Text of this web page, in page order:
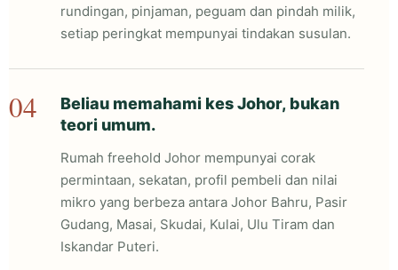
rundingan, pinjaman, peguam dan pindah milik,
setiap peringkat mempunyai tindakan susulan.
04
Beliau memahami kes Johor, bukan
teori umum.
Rumah freehold Johor mempunyai corak
permintaan, sekatan, profil pembeli dan nilai
mikro yang berbeza antara Johor Bahru, Pasir
Gudang, Masai, Skudai, Kulai, Ulu Tiram dan
Iskandar Puteri.